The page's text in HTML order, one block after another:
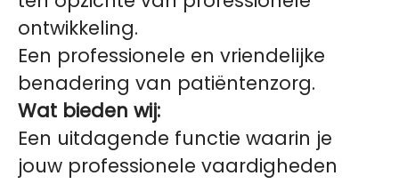
ontwikkeling.
Een professionele en vriendelijke
benadering van patiëntenzorg.
Wat bieden wij:
Een uitdagende functie waarin je
jouw professionele vaardigheden